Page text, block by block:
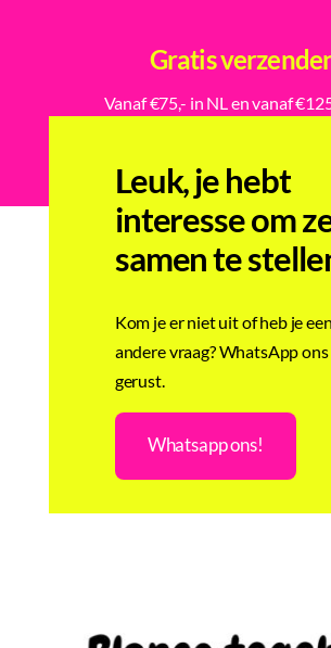
Gratis
Vanaf €75,- in NL en vanaf
Leuk, je hebt
interesse om
samen te
Kom je er niet uit of heb je een
andere vraag? WhatsApp ons
gerust.
Whatsapp ons!